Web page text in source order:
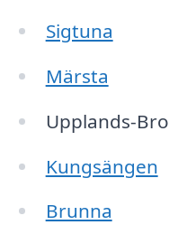
Sigtuna
Märsta
Upplands-Bro
Kungsängen
Brunna